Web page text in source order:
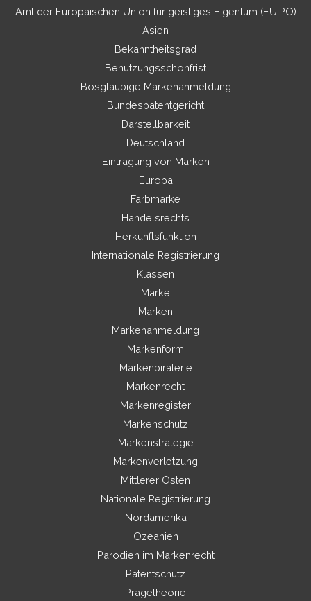
Amt der Europäischen Union für geistiges Eigentum (EUIPO)
Asien
Bekanntheitsgrad
Benutzungsschonfrist
Bösgläubige Markenanmeldung
Bundespatentgericht
Darstellbarkeit
Deutschland
Eintragung von Marken
Europa
Farbmarke
Handelsrechts
Herkunftsfunktion
Internationale Registrierung
Klassen
Marke
Marken
Markenanmeldung
Markenform
Markenpiraterie
Markenrecht
Markenregister
Markenschutz
Markenstrategie
Markenverletzung
Mittlerer Osten
Nationale Registrierung
Nordamerika
Ozeanien
Parodien im Markenrecht
Patentschutz
Prägetheorie